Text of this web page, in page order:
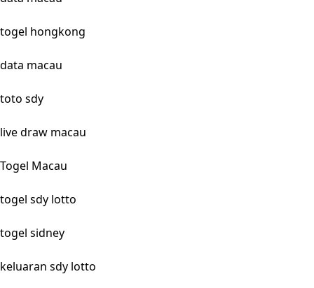
togel hongkong
data macau
toto sdy
live draw macau
Togel Macau
togel sdy lotto
togel sidney
keluaran sdy lotto